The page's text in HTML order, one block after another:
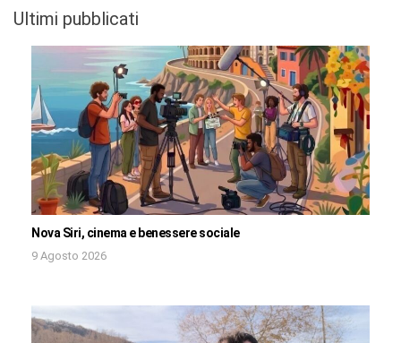
Ultimi pubblicati
Nova Siri, cinema e benessere sociale
9 Agosto 2026